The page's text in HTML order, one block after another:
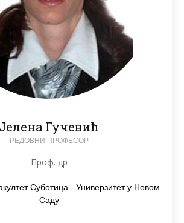
Јелена Гучевић
РЕДОВНИ ПРОФЕСОР
Проф. др
Суботица - Универзитет у Новом
Саду